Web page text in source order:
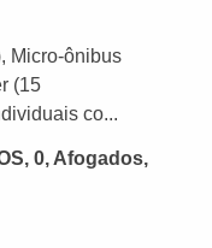
Micro-ônibus
(15
co...
0, Afogados,